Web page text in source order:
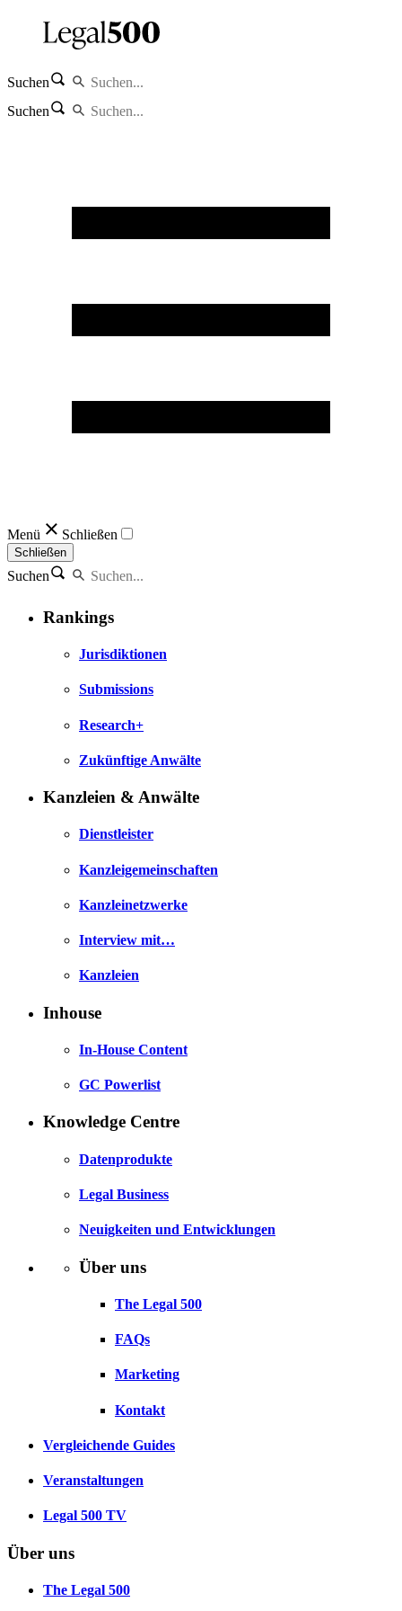
Suchen
Suchen
Menü Schließen
Schließen
Suchen
Rankings
Jurisdiktionen
Submissions
Research+
Zukünftige Anwälte
Kanzleien & Anwälte
Dienstleister
Kanzleigemeinschaften
Kanzleinetzwerke
Interview mit…
Kanzleien
Inhouse
In-House Content
GC Powerlist
Knowledge Centre
Datenprodukte
Legal Business
Neuigkeiten und Entwicklungen
Über uns
The Legal 500
FAQs
Marketing
Kontakt
Vergleichende Guides
Veranstaltungen
Legal 500 TV
Über uns
The Legal 500